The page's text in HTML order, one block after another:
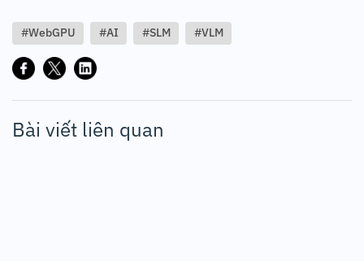
#WebGPU #AI #SLM #VLM
Bài viết liên quan